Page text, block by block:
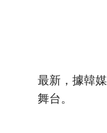
最新，據韓
舞台。